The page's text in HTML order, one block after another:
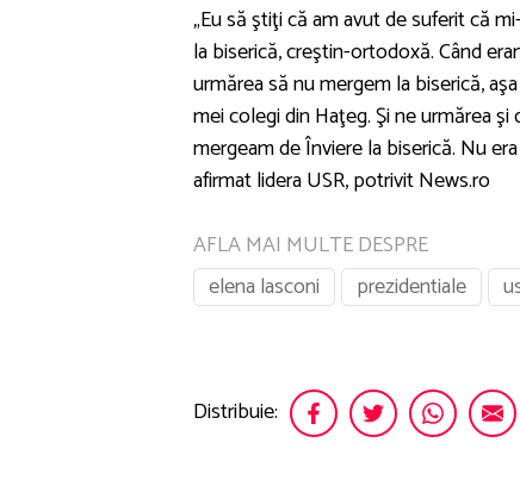
„Eu să ştiţi că am avut de suferit că
la biserică, creştin-ortodoxă. Când
urmărea să nu mergem la biserică,
mei colegi din Haţeg. Şi ne urmărea
mergeam de Înviere la biserică. Nu
afirmat lidera USR, potrivit News.ro
AFLA MAI MULTE DESPRE
elena lasconi
prezidentiale
Distribuie: